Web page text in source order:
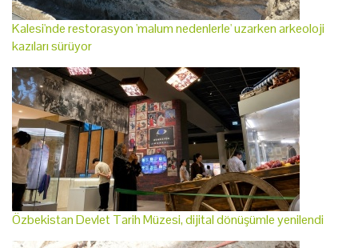
Kalesi'nde restorasyon 'malum nedenlerle' uzarken arkeoloji
kazıları sürüyor
Özbekistan Devlet Tarih Müzesi, dijital dönüşümle yenilendi